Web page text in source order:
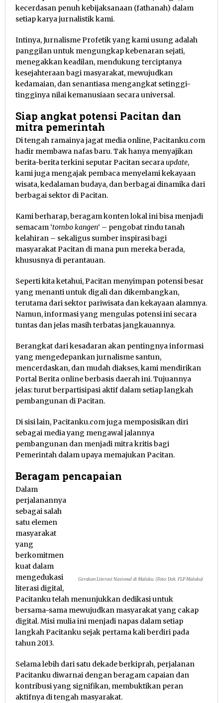
kecerdasan penuh kebijaksanaan (fathanah) dalam
setiap karya jurnalistik kami.
Intinya, Jurnalisme Profetik yang kami usung adalah
panggilan untuk mengungkap kebenaran sejati,
menegakkan keadilan, mendukung terciptanya
kesejahteraan bagi masyarakat, mewujudkan
kedamaian, dan senantiasa mengangkat setinggi-
tingginya nilai kemanusiaan secara universal.
Siap angkat potensi Pacitan dan
mitra pemerintah
Di tengah ramainya jagat media online, Pacitanku.com
hadir membawa nafas baru. Tak hanya menyajikan
berita-berita terkini seputar Pacitan secaraupdate,
kami juga mengajak pembaca menyelami kekayaan
wisata, kedalaman budaya, dan berbagai dinamika dari
berbagai sektor di Pacitan.
Kami berharap, beragam konten lokal ini bisa menjadi
semacam ‘tombo kangen‘ – pengobat rindu tanah
kelahiran – sekaligus sumber inspirasi bagi
masyarakat Pacitan di mana pun mereka berada,
khususnya di perantauan.
Seperti kita ketahui, Pacitan menyimpan potensi besar
yang menanti untuk digali dan dikembangkan,
terutama dari sektor pariwisata dan kekayaan alamnya.
Namun, informasi yang mengulas potensi ini secara
tuntas dan jelas masih terbatas jangkauannya.
Berangkat dari kesadaran akan pentingnya informasi
yang mengedepankan jurnalisme santun,
mencerdaskan, dan mudah diakses, kami mendirikan
Portal Berita online berbasis daerah ini. Tujuannya
jelas: turut berpartisipasi aktif dalam setiap langkah
pembangunan di Pacitan.
Di sisi lain, Pacitanku.com juga memposisikan diri
sebagai media yang mengawal jalannya
pembangunan dan menjadi mitra kritis bagi
Pemerintah dalam upaya memajukan Pacitan.
Beragam pencapaian
Gerakan Literasi Nasional di Maluku. (Foto: Dok. FLP Maluku)
Dalam
perjalanannya
sebagai salah
satu elemen
masyarakat
yang
berkomitmen
kuat dalam
mengedukasi
literasi digital,
Pacitanku telah menunjukkan dedikasi untuk
bersama-sama mewujudkan masyarakat yang cakap
digital. Misi mulia ini menjadi napas dalam setiap
langkah Pacitanku sejak pertama kali berdiri pada
tahun 2013.
Selama lebih dari satu dekade berkiprah, perjalanan
Pacitanku diwarnai dengan beragam capaian dan
kontribusi yang signifikan, membuktikan peran
aktifnya di tengah masyarakat.